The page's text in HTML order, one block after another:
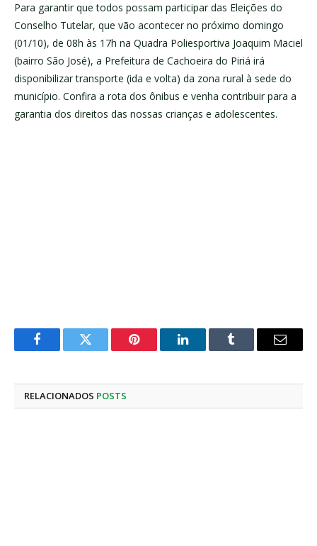
Para garantir que todos possam participar das Eleições do
Conselho Tutelar, que vão acontecer no próximo domingo
(01/10), de 08h às 17h na Quadra Poliesportiva Joaquim Maciel
(bairro São José), a Prefeitura de Cachoeira do Piriá irá
disponibilizar transporte (ida e volta) da zona rural à sede do
município. Confira a rota dos ônibus e venha contribuir para a
garantia dos direitos das nossas crianças e adolescentes.
FacebookTwitter Pinterest LinkedInTumblr
E-
RELACIONADOS POSTS